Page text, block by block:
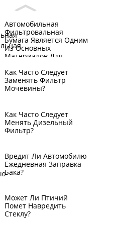
Автомобильная
Фильтровальная
Бумага Является Одним
Из Основных
Материалов Для
Автомобильных
Фильтров, То Есть
Бумаги Для Воздушных
Бумаги Для Топливных
Фильтров.
Как Часто Следует
Заменять Фильтр
Мочевины?
Как Часто Следует
Менять Дизельный
Фильтр?
Вредит Ли Автомобилю
Ежедневная Заправка
Бака?
Может Ли Птичий
Помет Навредить
Стеклу?